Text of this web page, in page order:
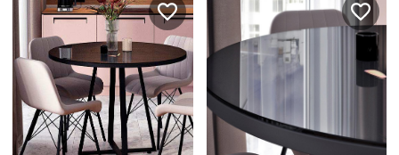
Услуги
Дизайн-проект
Замер помещения
Кредит и рассрочка
Покупателям
Акции
Вопросы и ответы
Документация